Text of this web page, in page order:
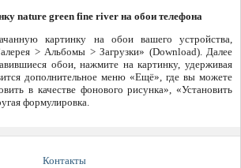
nature green fine river на обои телефона
картинку на обои вашего устройства,
> Альбомы > Загрузки» (Download). Далее
обои, нажмите на картинку, удерживая
дополнительное меню «Ещё», где вы можете
в качестве фонового рисунка», «Установить
формулировка.
Контакты